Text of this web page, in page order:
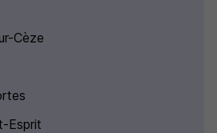
Cèze
Esprit